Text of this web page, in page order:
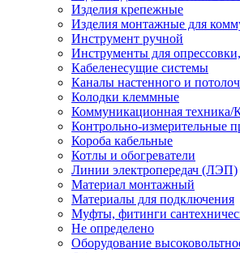
Изделия крепежные
Изделия монтажные для
Инструмент ручной
Инструменты для
Кабеленесущие системы
Каналы настенного и
Колодки клеммные
Коммуникационная
Контрольно-измерительные
Короба кабельные
Котлы и обогреватели
Линии электропередач (ЛЭП)
Материал монтажный
Материалы для подключения
Муфты, фитинги
Не определено
Оборудование